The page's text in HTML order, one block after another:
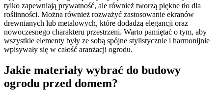
tylko zapewniają prywatność, ale również tworzą piękne tło dla
roślinności. Można również rozważyć zastosowanie ekranów
drewnianych lub metalowych, które dodadzą elegancji oraz
nowoczesnego charakteru przestrzeni. Warto pamiętać o tym, aby
wszystkie elementy były ze sobą spójne stylistycznie i harmonijnie
wpisywały się w całość aranżacji ogrodu.
Jakie materiały wybrać do budowy
ogrodu przed domem?